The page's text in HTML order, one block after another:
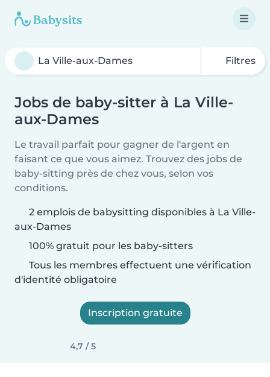
Filtres
Jobs de baby-sitter à La Ville-
aux-Dames
Le travail parfait pour gagner de l'argent en
faisant ce que vous aimez. Trouvez des jobs de
baby-sitting près de chez vous, selon vos
conditions.
2 emplois de babysitting disponibles à La Ville-
aux-Dames
100% gratuit pour les baby-sitters
Tous les membres effectuent une vérification
d'identité obligatoire
Inscription gratuite
4,7 / 5